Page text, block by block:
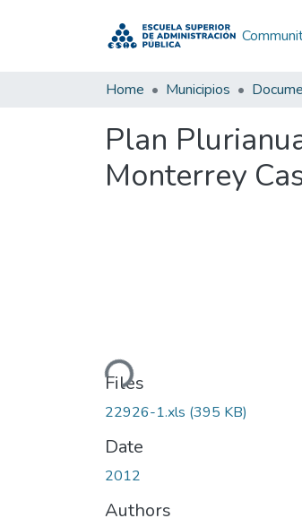
Home Municipios
Plan
Monterrey
Loading...
Files
22926-1.xls (395 KB)
Date
2012
Authors